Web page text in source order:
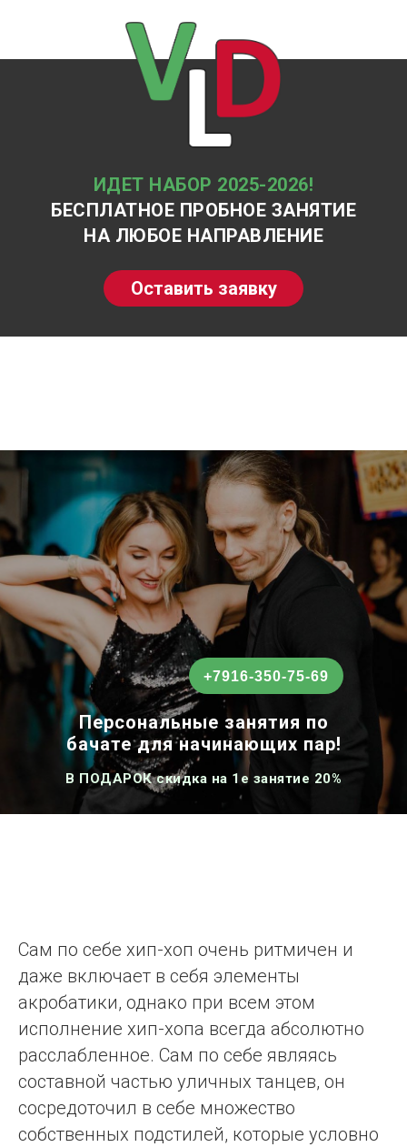
Оставить заявку
ИДЕТ НАБОР 2025-2026!
БЕСПЛАТНОЕ ПРОБНОЕ ЗАНЯТИЕ
НА ЛЮБОЕ НАПРАВЛЕНИЕ
Персональные занятия по
бачате для начинающих пар!
В ПОДАРОК скидка на 1е занятие 20%
+7916-350-75-69
Сам по себе хип-хоп очень ритмичен и
даже включает в себя элементы
акробатики, однако при всем этом
исполнение хип-хопа всегда абсолютно
расслабленное. Сам по себе являясь
составной частью уличных танцев, он
сосредоточил в себе множество
собственных подстилей, которые условно